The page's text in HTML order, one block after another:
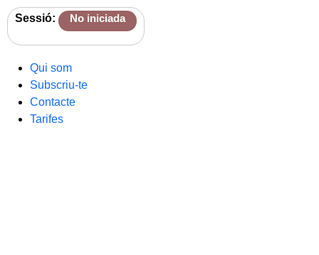
Sessió: No iniciada
Qui som
Subscriu-te
Contacte
Tarifes